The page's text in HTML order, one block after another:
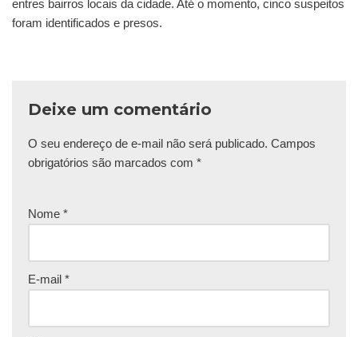
entres bairros locais da cidade. Até o momento, cinco suspeitos
foram identificados e presos.
Deixe um comentário
O seu endereço de e-mail não será publicado. Campos
obrigatórios são marcados com *
Nome *
E-mail *